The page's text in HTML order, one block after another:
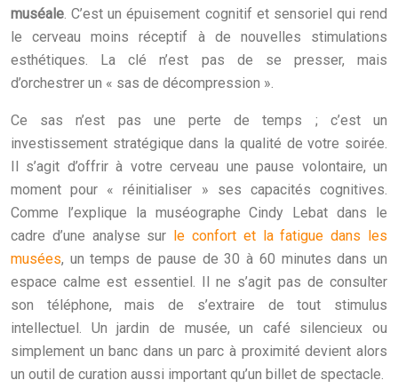
muséale. C’est un épuisement cognitif et sensoriel qui rend
le cerveau moins réceptif à de nouvelles stimulations
esthétiques. La clé n’est pas de se presser, mais
d’orchestrer un « sas de décompression ».
Ce sas n’est pas une perte de temps ; c’est un
investissement stratégique dans la qualité de votre soirée.
Il s’agit d’offrir à votre cerveau une pause volontaire, un
moment pour « réinitialiser » ses capacités cognitives.
Comme l’explique la muséographe Cindy Lebat dans le
cadre d’une analyse sur le confort et la fatigue dans les
musées, un temps de pause de 30 à 60 minutes dans un
espace calme est essentiel. Il ne s’agit pas de consulter
son téléphone, mais de s’extraire de tout stimulus
intellectuel. Un jardin de musée, un café silencieux ou
simplement un banc dans un parc à proximité devient alors
un outil de curation aussi important qu’un billet de spectacle.